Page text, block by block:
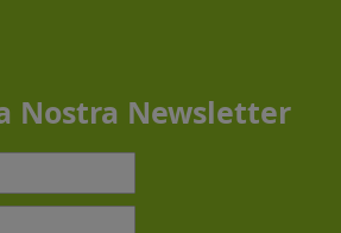
Nostra Newsletter